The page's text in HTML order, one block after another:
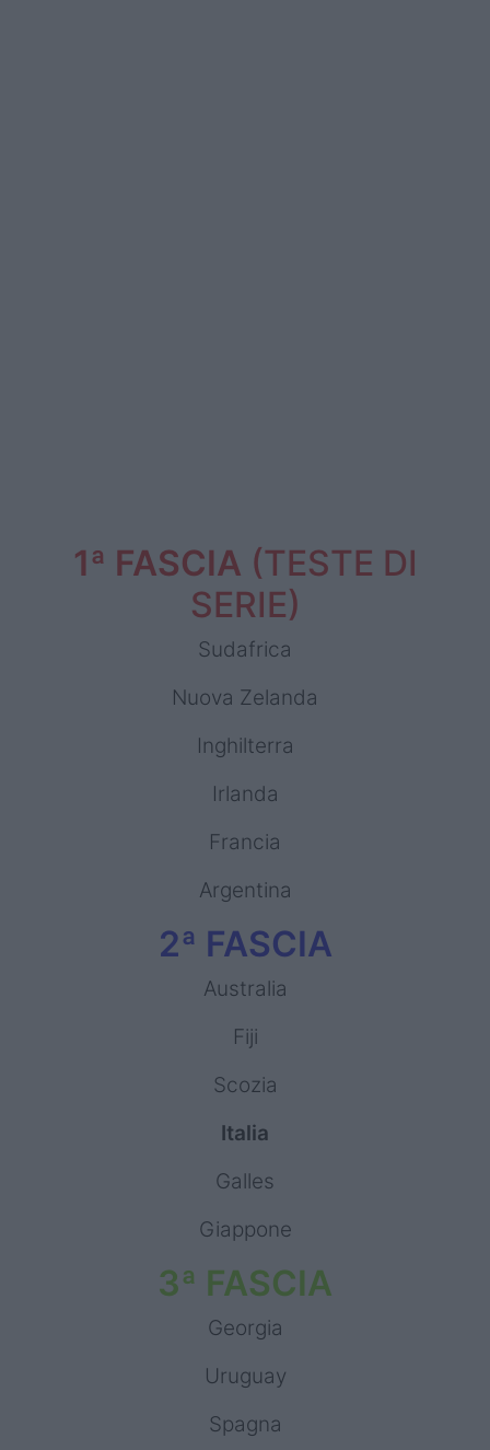
1ª FASCIA (TESTE DI
SERIE)
Sudafrica
Nuova Zelanda
Inghilterra
Irlanda
Francia
Argentina
2ª FASCIA
Australia
Fiji
Scozia
Italia
Galles
Giappone
3ª FASCIA
Georgia
Uruguay
Spagna